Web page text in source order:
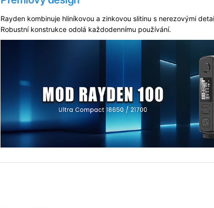
Rayden kombinuje hliníkovou a zinkovou slitinu s nerezovými
Robustní konstrukce odolá každodennímu používání.